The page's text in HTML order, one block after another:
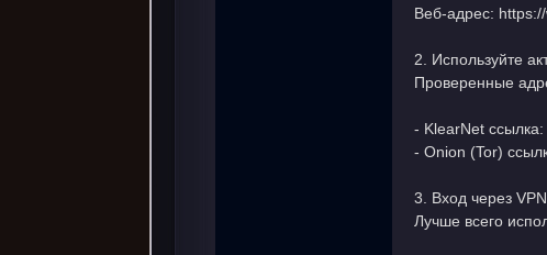
Веб-адрес:
2. Используйте
Проверенные
- KlearNet
- Onion (Tor)
3. Вход через
Лучше всего